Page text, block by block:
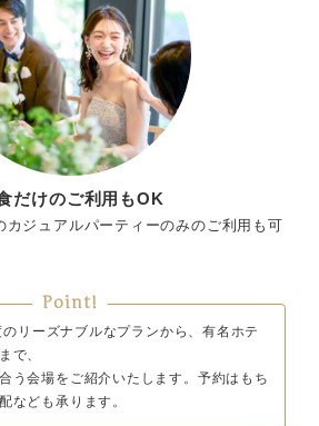
だけのご利用もOK
カジュアルパーティーのみのご利用も可
Point!
リーズナブルなプランから、有名ホテ
で、
う会場をご紹介いたします。予約はもち
なども承ります。